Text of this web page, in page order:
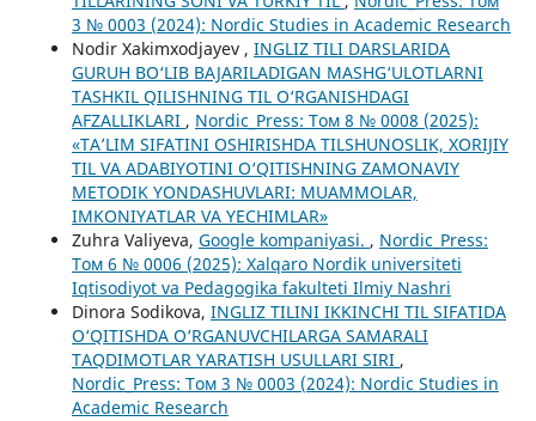
3 № 0003 (2024): Nordic Studies in Academic Research
Nodir Xakimxodjayev , INGLIZ TILI DARSLARIDA
GURUH BO‘LIB BAJARILADIGAN MASHG‘ULOTLARNI
TASHKIL QILISHNING TIL O‘RGANISHDAGI
AFZALLIKLARI , Nordic_Press: Том 8 № 0008 (2025):
«TA’LIM SIFATINI OSHIRISHDA TILSHUNOSLIK, XORIJIY
TIL VA ADABIYOTINI O‘QITISHNING ZAMONAVIY
METODIK YONDASHUVLARI: MUAMMOLAR,
IMKONIYATLAR VA YECHIMLAR»
Zuhra Valiyeva, Google kompaniyasi. , Nordic_Press:
Том 6 № 0006 (2025): Xalqaro Nordik universiteti
Iqtisodiyot va Pedagogika fakulteti Ilmiy Nashri
Dinora Sodikova, INGLIZ TILINI IKKINCHI TIL SIFATIDA
O‘QITISHDA O‘RGANUVCHILARGA SAMARALI
TAQDIMOTLAR YARATISH USULLARI SIRI ,
Nordic_Press: Том 3 № 0003 (2024): Nordic Studies in
Academic Research